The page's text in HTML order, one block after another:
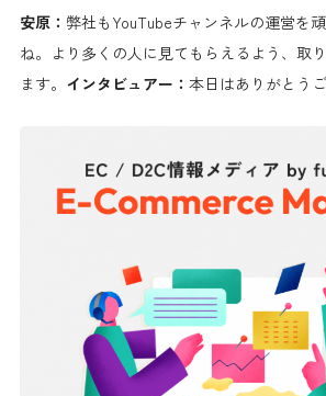
安原： 弊社もYouTubeチャンネルの運営を
ね。より多くの人に見てもらえるよう、取
ます。 インタビュアー： 本日はありがとう